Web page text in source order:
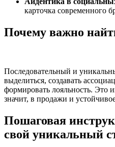
карточка современного
Почему важно
Последовательный и
выделиться, создавать
формировать лояльность. Это
значит, в продажи и
Пошаговая
свой уникальный